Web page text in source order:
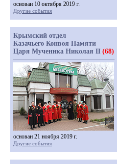
основан 10 октября 2019 г.
Другие события
Крымский отдел
Казачьего Конвоя Памяти
Царя Мученика Николая II (68)
основан 21 ноября 2019 г.
Другие события